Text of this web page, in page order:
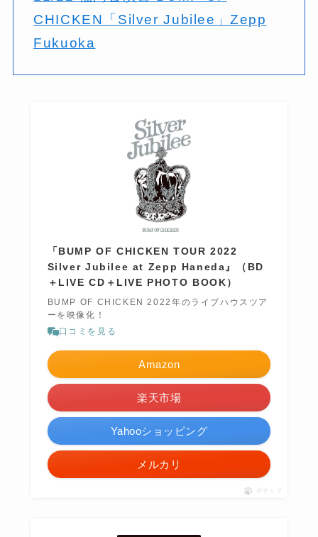
CHICKEN「Silver Jubilee」Zepp
Fukuoka
「BUMP OF CHICKEN TOUR 2022
Silver Jubilee at Zepp Haneda』（BD
＋LIVE CD＋LIVE PHOTO BOOK）
BUMP OF CHICKEN 2022年のライブハウスツア
ーを映像化！
口コミを見る
Amazon
楽天市場
Yahooショッピング
メルカリ
ポチップ